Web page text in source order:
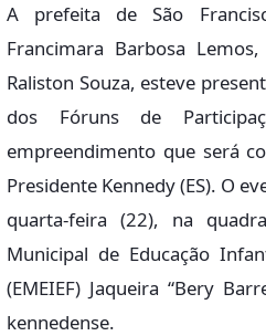
A prefeita de São
Francimara Barbosa
Raliston Souza, esteve
dos Fóruns de
empreendimento que será
Presidente Kennedy (ES). O
quarta-feira (22), na
Municipal de Educação
(EMEIEF) Jaqueira “Bery
kennedense.